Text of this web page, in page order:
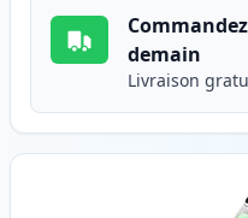
demain
Livraison